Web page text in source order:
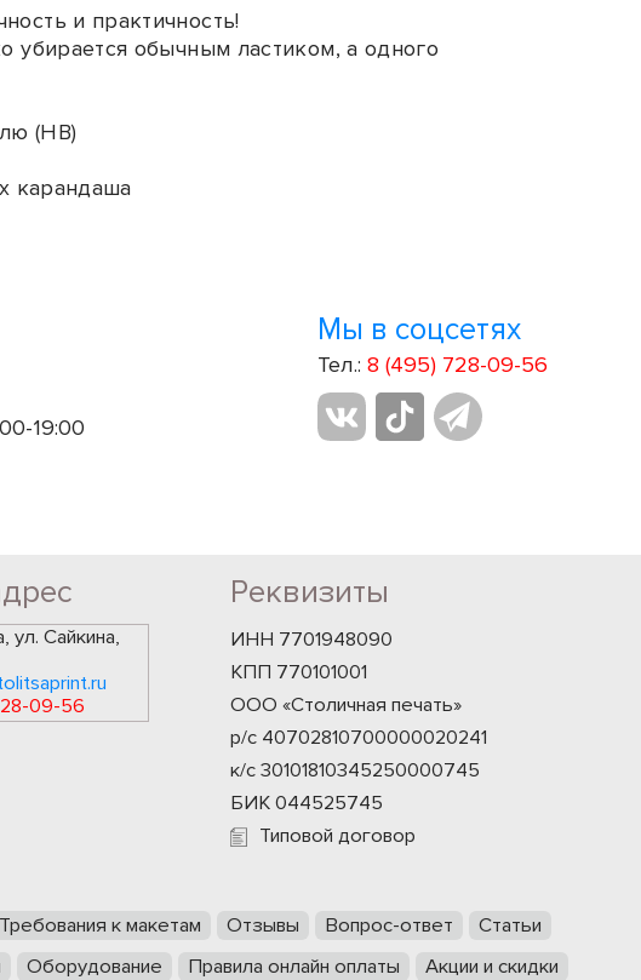
и практичность!
убирается обычным ластиком, а одного
(HB)
карандаша
19:00
Мы в соцсетях
Тел.: 8 (495) 728-09-56
ул. Сайкина,
09-56
Реквизиты
ИНН 7701948090
КПП 770101001
ООО «Столичная печать»
р/с 40702810700000020241
к/с 30101810345250000745
БИК 044525745
Типовой договор
Требования к макетам Отзывы Вопрос-ответ
Статьи
Оборудование Правила онлайн оплаты Акции и скидки